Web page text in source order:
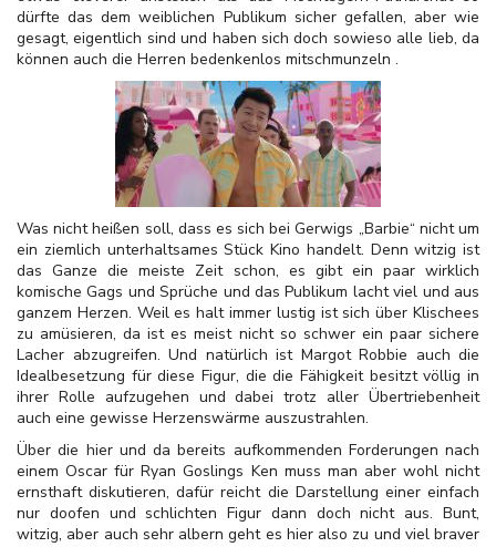
dürfte das dem weiblichen Publikum sicher gefallen, aber wie
gesagt, eigentlich sind und haben sich doch sowieso alle lieb, da
können auch die Herren bedenkenlos mitschmunzeln .
Was nicht heißen soll, dass es sich bei Gerwigs „Barbie“ nicht um
ein ziemlich unterhaltsames Stück Kino handelt. Denn witzig ist
das Ganze die meiste Zeit schon, es gibt ein paar wirklich
komische Gags und Sprüche und das Publikum lacht viel und aus
ganzem Herzen. Weil es halt immer lustig ist sich über Klischees
zu amüsieren, da ist es meist nicht so schwer ein paar sichere
Lacher abzugreifen. Und natürlich ist Margot Robbie auch die
Idealbesetzung für diese Figur, die die Fähigkeit besitzt völlig in
ihrer Rolle aufzugehen und dabei trotz aller Übertriebenheit
auch eine gewisse Herzenswärme auszustrahlen.
Über die hier und da bereits aufkommenden Forderungen nach
einem Oscar für Ryan Goslings Ken muss man aber wohl nicht
ernsthaft diskutieren, dafür reicht die Darstellung einer einfach
nur doofen und schlichten Figur dann doch nicht aus. Bunt,
witzig, aber auch sehr albern geht es hier also zu und viel braver